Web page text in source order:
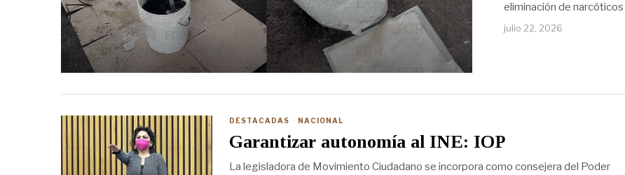
eliminación de
julio 22, 2026
DESTACADAS · NACIONAL
Garantizar autonomía al INE: IOP
La legisladora de Movimiento Ciudadano se incorpora como consejera del Poder